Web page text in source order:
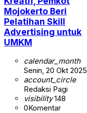
Mojokerto Beri
Pelatihan Skill
Advertising untuk
UMKM
calendar_month
Senin, 20 Okt 2025
account_circle
Redaksi Pagi
visibility148
0Komentar